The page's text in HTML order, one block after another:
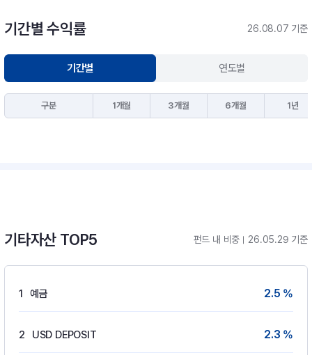
기간별 수익률 26.08.07 기준
기간별 연도별
구분 1개월 3개월 6개월 1년
기타자산 TOP5 펀드 내 비중 26.05.29 기준
1 예금 2.5 %
2 USD DEPOSIT 2.3 %